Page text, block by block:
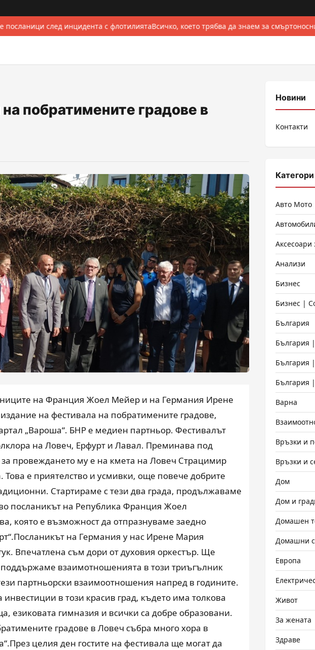
след инцидента с флотилиятаВсичко, което трябва да знаем за
побратимените градове в
на Франция Жоел Мейер и на Германия Ирене
на фестивала на побратимените градове,
„Вароша“. БНР е медиен партньор. Фестивалът
на Ловеч, Ерфурт и Лавал. Преминава под
за провеждането му е на кмета на Ловеч Страцимир
е приятелство и усмивки, още повече добрите
Стартираме с тези два града, продължаваме
посланикът на Република Франция Жоел
която е възможност да отпразнуваме заедно
на Германия у нас Ирене Мария
Впечатлена съм дори от духовия оркестър. Ще
взаимотношенията в този триъгълник
партньорски взаимоотношения напред в годините.
в този красив град, където има толкова
езиковата гимназия и всички са добре образовани.
градове в Ловеч събра много хора в
целия ден гостите на фестивала ще могат да
Новини
Контакти
Категори
Авто
Аксесоари
Анализи
Бизнес
Бизнес |
България
България
България
България
Варна
Връзки и
Връзки и
Дом
Дом и
Домашен
Домашни
Европа
Живот
За жената
Здраве